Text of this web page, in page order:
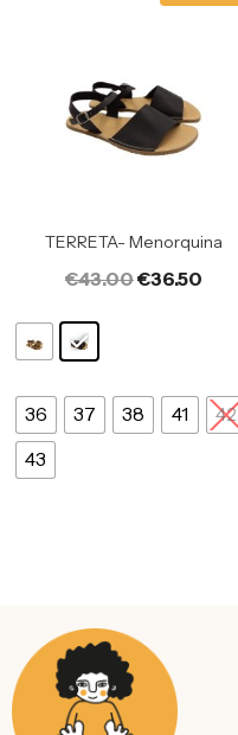
TERRETA- Menorquina
€43.00€36.50
36 37 38 41
42
43